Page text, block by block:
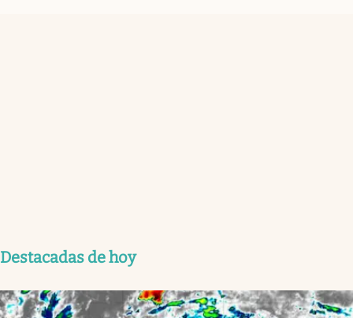
Destacadas de hoy